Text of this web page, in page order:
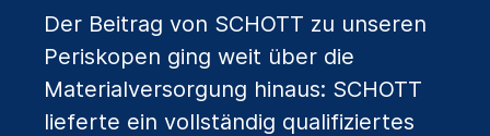
Der Beitrag von SCHOTT zu unseren
Periskopen ging weit über die
Materialversorgung hinaus: SCHOTT
lieferte ein vollständig qualifiziertes